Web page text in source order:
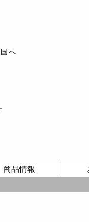
へ
商品情報